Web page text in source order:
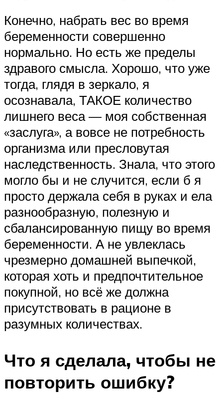
Конечно, набрать вес во время
беременности совершенно
нормально. Но есть же пределы
здравого смысла. Хорошо, что уже
тогда, глядя в зеркало, я
осознавала, ТАКОЕ количество
лишнего веса — моя собственная
«заслуга», а вовсе не потребность
организма или пресловутая
наследственность. Знала, что этого
могло бы и не случится, если б я
просто держала себя в руках и ела
разнообразную, полезную и
сбалансированную пищу во время
беременности. А не увлеклась
чрезмерно домашней выпечкой,
которая хоть и предпочтительное
покупной, но всё же должна
присутствовать в рационе в
разумных количествах.
Что я сделала, чтобы не
повторить ошибку?